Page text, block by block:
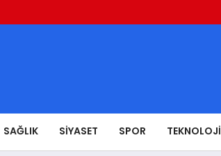
SAĞLIK SIYASET SPOR TEKNOLOJI